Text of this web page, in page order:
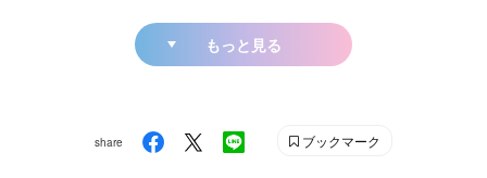
もっと見る
share ブックマーク